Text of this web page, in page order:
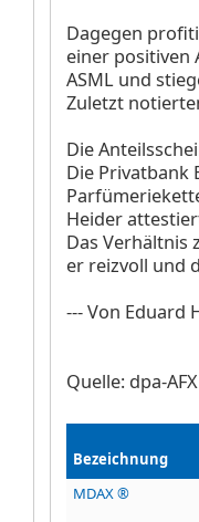
Dagegen
einer positiven
ASML und
Zuletzt
Die
Die Privatbank
Heider
Das Verhältnis
er reizvoll und
--- Von Eduard
Quelle: dpa-AFX
Bezeichnung
MDAX ®